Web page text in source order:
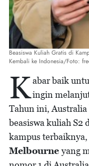
Beasiswa Kuliah Gratis di
Kembali ke Indonesia/Foto:
Kabar baik
ingin
Tahun ini,
beasiswa kuliah S2
kampus
Melbourneyang